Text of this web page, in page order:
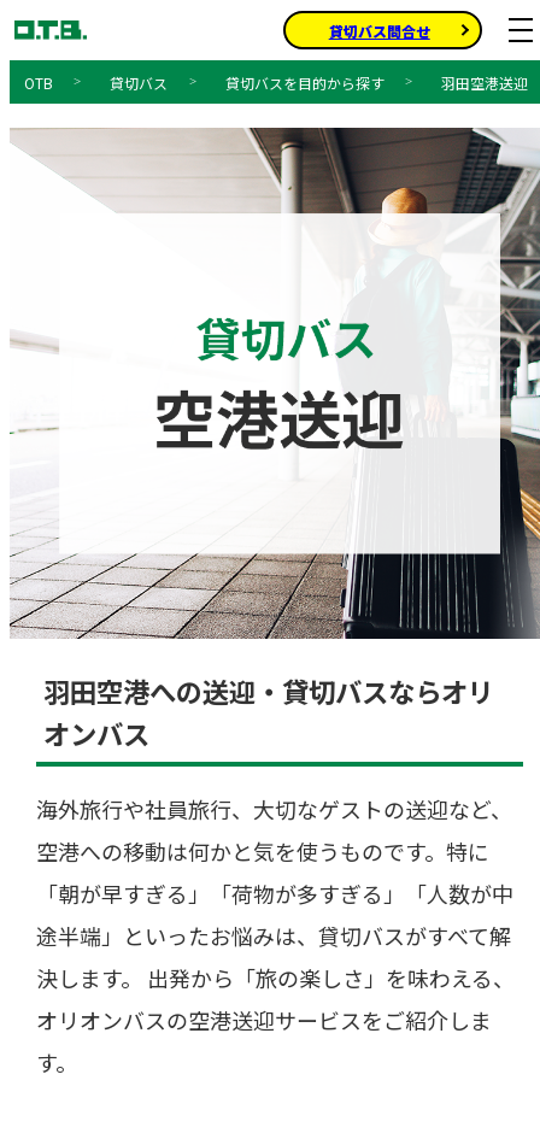
貸切バス問合せ
Home
貸切バス 貸切バスを目的から探す 羽田空港送迎
羽田空港への送迎・貸切バスならオリ
オンバス
海外旅行や社員旅行、大切なゲストの送迎など、
空港への移動は何かと気を使うものです。特に
「朝が早すぎる」「荷物が多すぎる」「人数が中
途半端」といったお悩みは、貸切バスがすべて解
決します。 出発から「旅の楽しさ」を味わえる、
オリオンバスの空港送迎サービスをご紹介しま
す。